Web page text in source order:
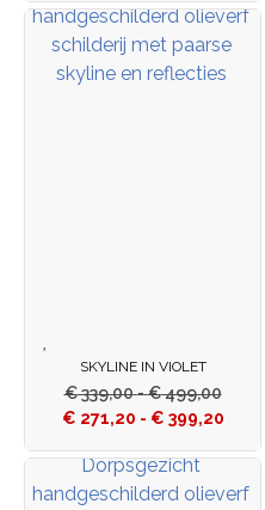
SKYLINE IN VIOLET
€339,00-€499,00
€ 271,20 - € 399,20